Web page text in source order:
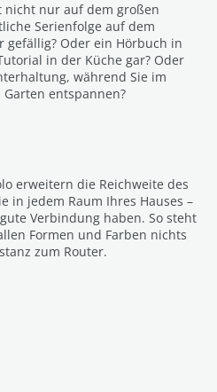
nur auf dem großen
Serienfolge auf dem
gefällig? Oder ein Hörbuch in
in der Küche gar? Oder
während Sie im
entspannen?
erweitern die Reichweite des
in jedem Raum Ihres Hauses –
Verbindung haben. So steht
Formen und Farben nichts
zum Router.